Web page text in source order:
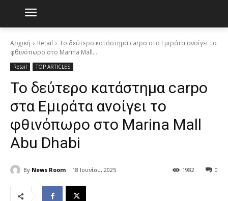
Αρχική Retail
Το δεύτερο κατάστημα carpo στα Εμιράτα ανοίγει το
φθινόπωρο στο Marina Mall...
Retail TOP ARTICLES
Το δεύτερο κατάστημα carpo
στα Εμιράτα ανοίγει το
φθινόπωρο στο Marina Mall
Abu Dhabi
By News Room 18 Ιουνίου, 2025 0
1982